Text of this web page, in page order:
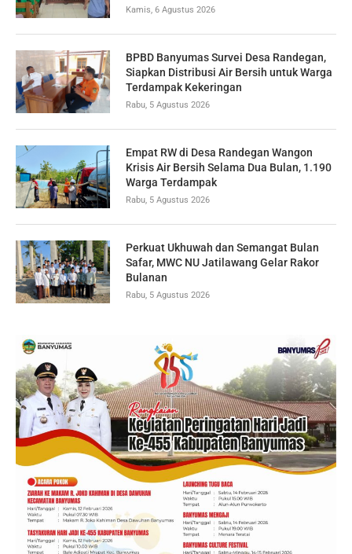
Kamis, 6 Agustus 2026
BPBD Banyumas Survei Desa Randegan,
Siapkan Distribusi Air Bersih untuk Warga
Terdampak Kekeringan
Rabu, 5 Agustus 2026
Empat RW di Desa Randegan Wangon
Krisis Air Bersih Selama Dua Bulan, 1.190
Warga Terdampak
Rabu, 5 Agustus 2026
Perkuat Ukhuwah dan Semangat Bulan
Safar, MWC NU Jatilawang Gelar Rakor
Bulanan
Rabu, 5 Agustus 2026